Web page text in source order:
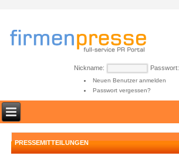
Nickname: Passwort:
Neuen Benutzer anmelden
Passwort vergessen?
PRESSEMITTEILUNGEN